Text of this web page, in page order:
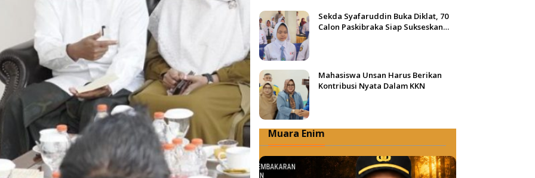
Sekda Syafaruddin Buka Diklat, 70
Calon Paskibraka Siap Sukseskan
Mahasiswa Unsan Harus Berikan
Kontribusi Nyata Dalam KKN
Muara Enim